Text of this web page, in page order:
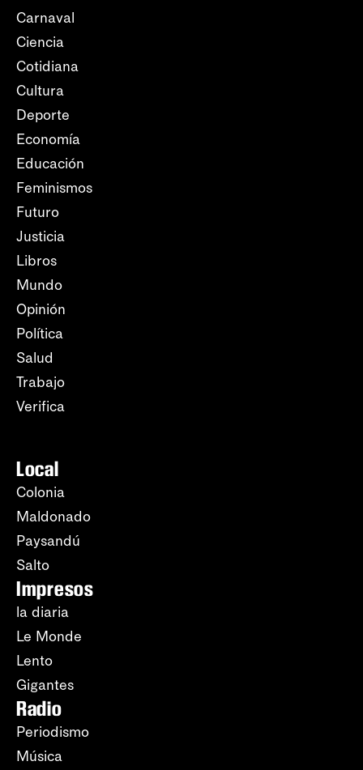
Carnaval
Ciencia
Cotidiana
Cultura
Deporte
Economía
Educación
Feminismos
Futuro
Justicia
Libros
Mundo
Opinión
Política
Salud
Trabajo
Verifica
Local
Colonia
Maldonado
Paysandú
Salto
Impresos
la diaria
Le Monde
Lento
Gigantes
Radio
Periodismo
Música